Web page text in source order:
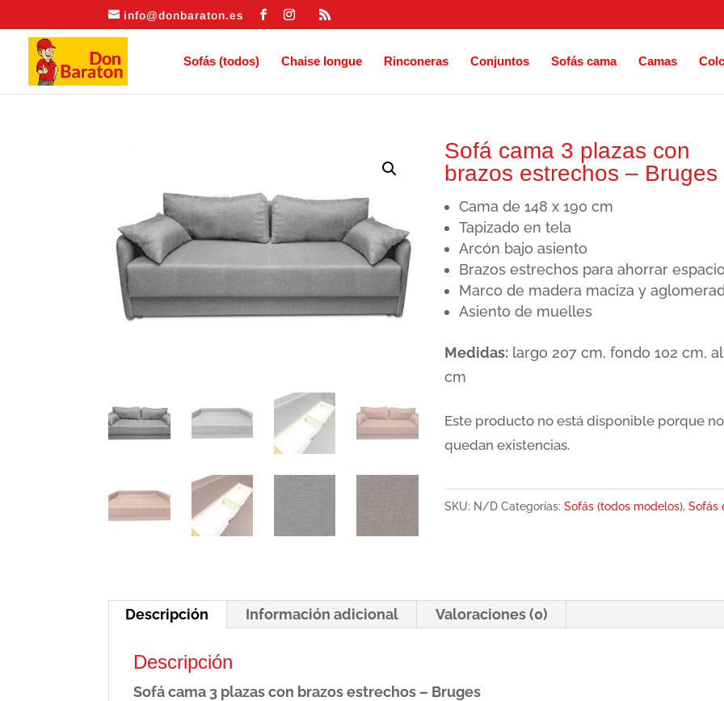
info@donbaraton.es
Sofás (todos) Chaise longue Rinconeras Conjuntos Sofás cama Camas
Sofá cama 3 plazas con
brazos estrechos – Bruges
Cama de 148 x 190 cm
Tapizado en tela
Arcón bajo asiento
Brazos estrechos para ahorrar
Marco de madera maciza y
Asiento de muelles
Medidas:largo 207 cm, fondo 102 cm,
cm
Este producto no está disponible porque no
quedan existencias.
SKU: N/D Categorías: Sofás (todos modelos), Sofás
Descripción Información adicional Valoraciones (0)
Descripción
Sofá cama 3 plazas con brazos estrechos – Bruges